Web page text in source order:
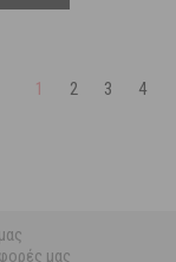
1 2 3 4
μας